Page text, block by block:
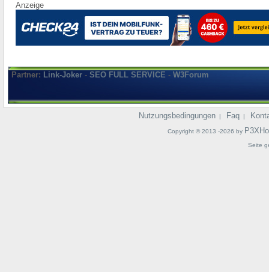
Anzeige
Partner: Link-Joker - SEO FULL SERVICE - W3Forum
Nutzungsbedingungen | Faq |
Copyright © 2013 -2026 by
Seite